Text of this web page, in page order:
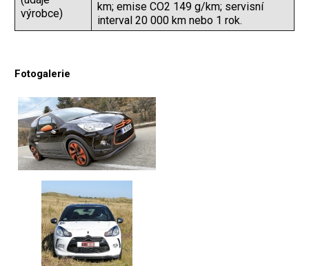
výrobce)
km; emise CO2 149 g/km; servisní
interval 20 000 km nebo 1 rok.
Fotogalerie